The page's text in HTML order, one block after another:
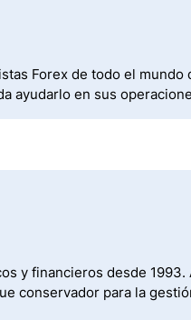
Forex de todo el
ayudarlo en sus
y financieros desde
conservador para la